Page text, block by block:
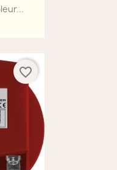
favorite_border